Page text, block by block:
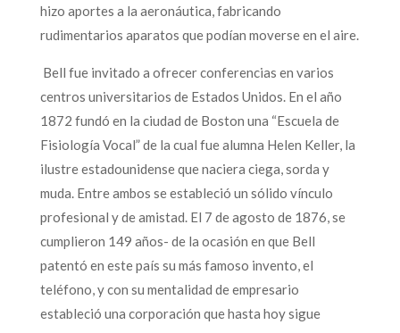
hizo aportes a la aeronáutica, fabricando
rudimentarios aparatos que podían moverse en el aire.
Bell fue invitado a ofrecer conferencias en varios
centros universitarios de Estados Unidos. En el año
1872 fundó en la ciudad de Boston una “Escuela de
Fisiología Vocal” de la cual fue alumna Helen Keller, la
ilustre estadounidense que naciera ciega, sorda y
muda. Entre ambos se estableció un sólido vínculo
profesional y de amistad. El 7 de agosto de 1876, se
cumplieron 149 años- de la ocasión en que Bell
patentó en este país su más famoso invento, el
teléfono, y con su mentalidad de empresario
estableció una corporación que hasta hoy sigue